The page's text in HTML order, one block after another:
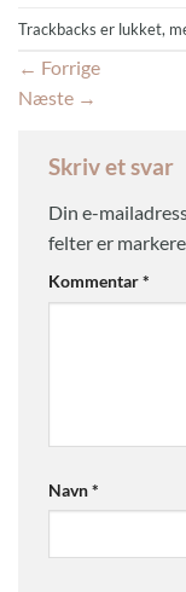
Trackbacks er lukket,
← Forrige
Næste →
Skriv et svar
Din e-
felter er
Kommentar*
Navn*